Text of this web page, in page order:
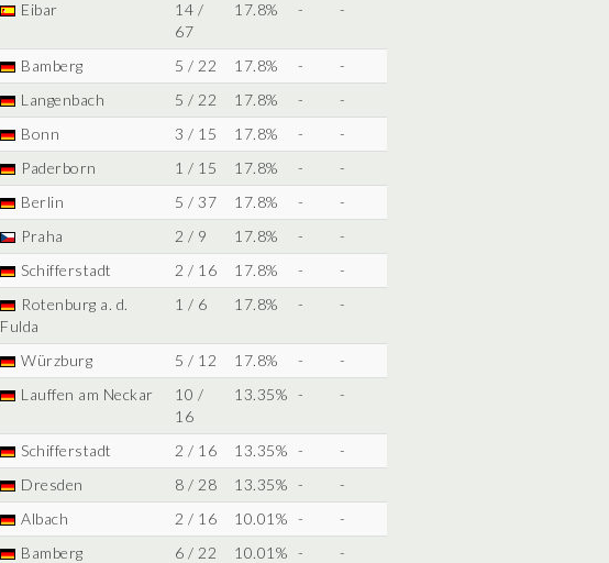
Eibar
14 /
67
17.8% - -
Bamberg 5 / 22 17.8% -
-
Langenbach 5 / 22 17.8% -
-
Bonn 3 / 15 17.8% -
-
Paderborn 1 / 15 17.8% -
-
Berlin 5 / 37 17.8% -
-
Praha 2 / 9 17.8% -
-
Schifferstadt 2 / 16 17.8% -
-
Rotenburg a. d.
Fulda
1 / 6 17.8% - -
Würzburg 5 / 12 17.8% -
-
Lauffen am Neckar
10 /
16
13.35% - -
Schifferstadt 2 / 16 13.35% -
-
Dresden 8 / 28 13.35% -
-
Albach 2 / 16 10.01% -
-
Bamberg 6 / 22 10.01% -
-